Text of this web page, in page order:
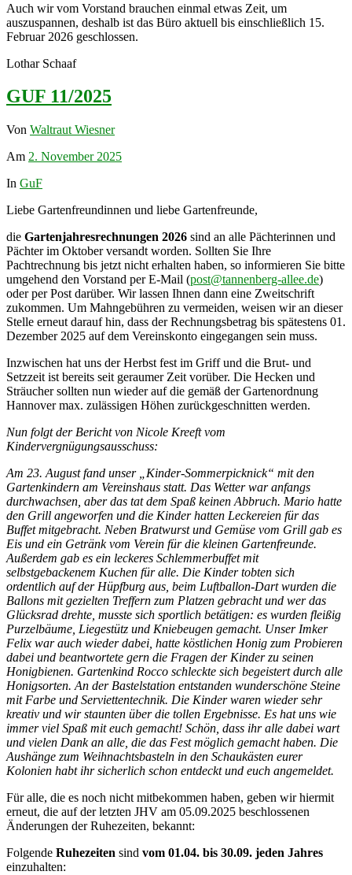
Auch wir vom Vorstand brauchen einmal etwas Zeit, um
auszuspannen, deshalb ist das Büro aktuell bis einschließlich 15.
Februar 2026 geschlossen.
Lothar Schaaf
GUF 11/2025
Von Waltraut Wiesner
Am 2. November 2025
In GuF
Liebe Gartenfreundinnen und liebe Gartenfreunde,
die Gartenjahresrechnungen 2026 sind an alle Pächterinnen und
Pächter im Oktober versandt worden. Sollten Sie Ihre
Pachtrechnung bis jetzt nicht erhalten haben, so informieren Sie bitte
umgehend den Vorstand per E-Mail (post@tannenberg-allee.de)
oder per Post darüber. Wir lassen Ihnen dann eine Zweitschrift
zukommen. Um Mahngebühren zu vermeiden, weisen wir an dieser
Stelle erneut darauf hin, dass der Rechnungsbetrag bis spätestens 01.
Dezember 2025 auf dem Vereinskonto eingegangen sein muss.
Inzwischen hat uns der Herbst fest im Griff und die Brut- und
Setzzeit ist bereits seit geraumer Zeit vorüber. Die Hecken und
Sträucher sollten nun wieder auf die gemäß der Gartenordnung
Hannover max. zulässigen Höhen zurückgeschnitten werden.
Nun folgt der Bericht von Nicole Kreeft vom
Kindervergnügungsausschuss:
Am 23. August fand unser „Kinder-Sommerpicknick“ mit den
Gartenkindern am Vereinshaus statt. Das Wetter war anfangs
durchwachsen, aber das tat dem Spaß keinen Abbruch. Mario hatte
den Grill angeworfen und die Kinder hatten Leckereien für das
Buffet mitgebracht. Neben Bratwurst und Gemüse vom Grill gab es
Eis und ein Getränk vom Verein für die kleinen Gartenfreunde.
Außerdem gab es ein leckeres Schlemmerbuffet mit
selbstgebackenem Kuchen für alle. Die Kinder tobten sich
ordentlich auf der Hüpfburg aus, beim Luftballon-Dart wurden die
Ballons mit gezielten Treffern zum Platzen gebracht und wer das
Glücksrad drehte, musste sich sportlich betätigen: es wurden fleißig
Purzelbäume, Liegestütz und Kniebeugen gemacht. Unser Imker
Felix war auch wieder dabei, hatte köstlichen Honig zum Probieren
dabei und beantwortete gern die Fragen der Kinder zu seinen
Honigbienen. Gartenkind Rocco schleckte sich begeistert durch alle
Honigsorten. An der Bastelstation entstanden wunderschöne Steine
mit Farbe und Serviettentechnik. Die Kinder waren wieder sehr
kreativ und wir staunten über die tollen Ergebnisse. Es hat uns wie
immer viel Spaß mit euch gemacht! Schön, dass ihr alle dabei wart
und vielen Dank an alle, die das Fest möglich gemacht haben. Die
Aushänge zum Weihnachtsbasteln in den Schaukästen eurer
Kolonien habt ihr sicherlich schon entdeckt und euch angemeldet.
Für alle, die es noch nicht mitbekommen haben, geben wir hiermit
erneut, die auf der letzten JHV am 05.09.2025 beschlossenen
Änderungen der Ruhezeiten, bekannt:
Folgende Ruhezeiten sind vom 01.04. bis 30.09. jeden Jahres
einzuhalten: